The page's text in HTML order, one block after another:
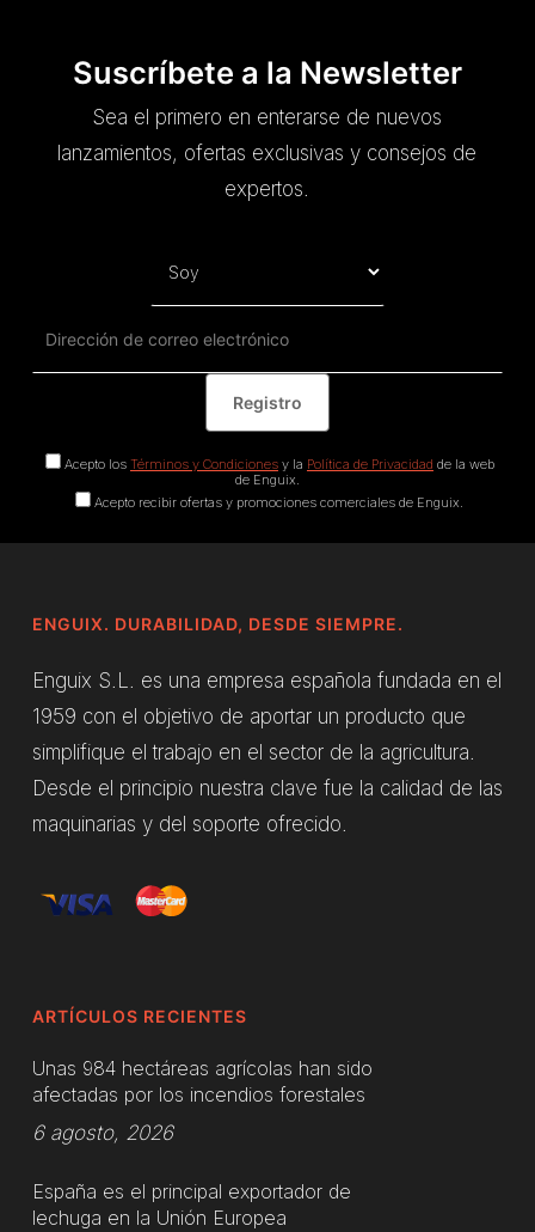
Suscríbete a la Newsletter
Sea el primero en enterarse de nuevos
lanzamientos, ofertas exclusivas y consejos de
expertos.
Acepto los Términos y Condicionesy la Política de Privacidad de la web
de Enguix.
Acepto recibir ofertas y promociones comerciales de Enguix.
ENGUIX. DURABILIDAD, DESDE SIEMPRE.
Enguix S.L. es una empresa española fundada en el
1959 con el objetivo de aportar un producto que
simplifique el trabajo en el sector de la agricultura.
Desde el principio nuestra clave fue la calidad de las
maquinarias y del soporte ofrecido.
ARTÍCULOS RECIENTES
Unas 984 hectáreas agrícolas han sido
afectadas por los incendios forestales
6 agosto, 2026
España es el principal exportador de
lechuga en la Unión Europea